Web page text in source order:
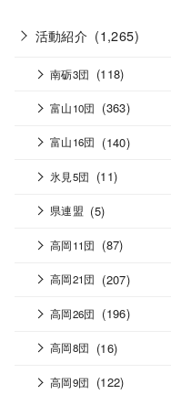
活動紹介 (1,265)
南砺3団 (118)
富山10団 (363)
富山16団 (140)
氷見5団 (11)
県連盟 (5)
高岡11団 (87)
高岡21団 (207)
高岡26団 (196)
高岡8団 (16)
高岡9団 (122)